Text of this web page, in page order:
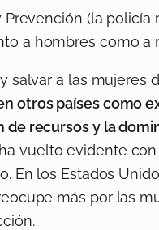
(la
a hombres como a
a las mujeres
otros países como
recursos y la
vuelto evidente
En los Estados
más por las